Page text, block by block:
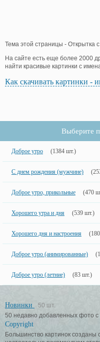
Тема этой страницы - Открытка
На сайте есть еще более 2000
найти красивые картинки с
Как скачивать картинки -
Выберите
Доброе утро (1384 шт.)
С днем рождения (мужчине)
Доброе утро, прикольные (470
Хорошего утра и дня (539 шт.)
Хорошего дня и настроения
Доброе утро (анимированные)
Доброе утро (летние) (83 шт.)
Новинки
50 шт.
50 недавно добавленных фото
Copyright
Большинство картинок созданы